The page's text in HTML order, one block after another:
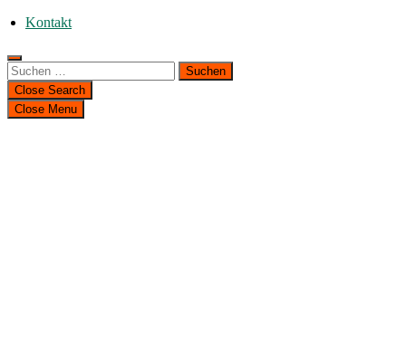
Kontakt
Suchen
nach:
Close Search
Close Menu